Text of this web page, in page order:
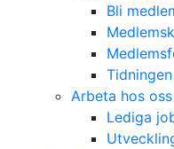
Bli
Arbeta hos oss
Lediga